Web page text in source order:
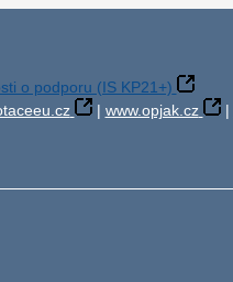
o podporu (IS KP21+)
| www.opjak.cz |